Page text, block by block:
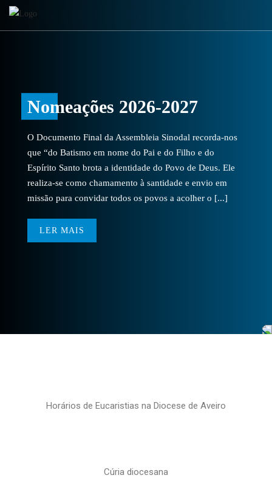
Nomeações 2026-2027
O Documento Final da Assembleia Sinodal recorda-nos
que “do Batismo em nome do Pai e do Filho e do
Espírito Santo brota a identidade do Povo de Deus. Ele
realiza-se como chamamento à santidade e envio em
missão para convidar todos os povos a acolher o [...]
LER MAIS
Horários de Eucaristias na Diocese de Aveiro
Cúria diocesana